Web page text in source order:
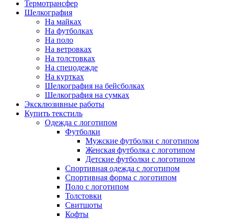
Термотрансфер
Шелкография
На майках
На футболках
На поло
На ветровках
На толстовках
На спецодежде
На куртках
Шелкография на бейсболках
Шелкография на сумках
Эксклюзивные работы
Купить текстиль
Одежда с логотипом
Футболки
Мужские футболки с логотипом
Женская футболка с логотипом
Детские футболки с логотипом
Спортивная одежда с логотипом
Спортивная форма с логотипом
Поло с логотипом
Толстовки
Свитшоты
Кофты